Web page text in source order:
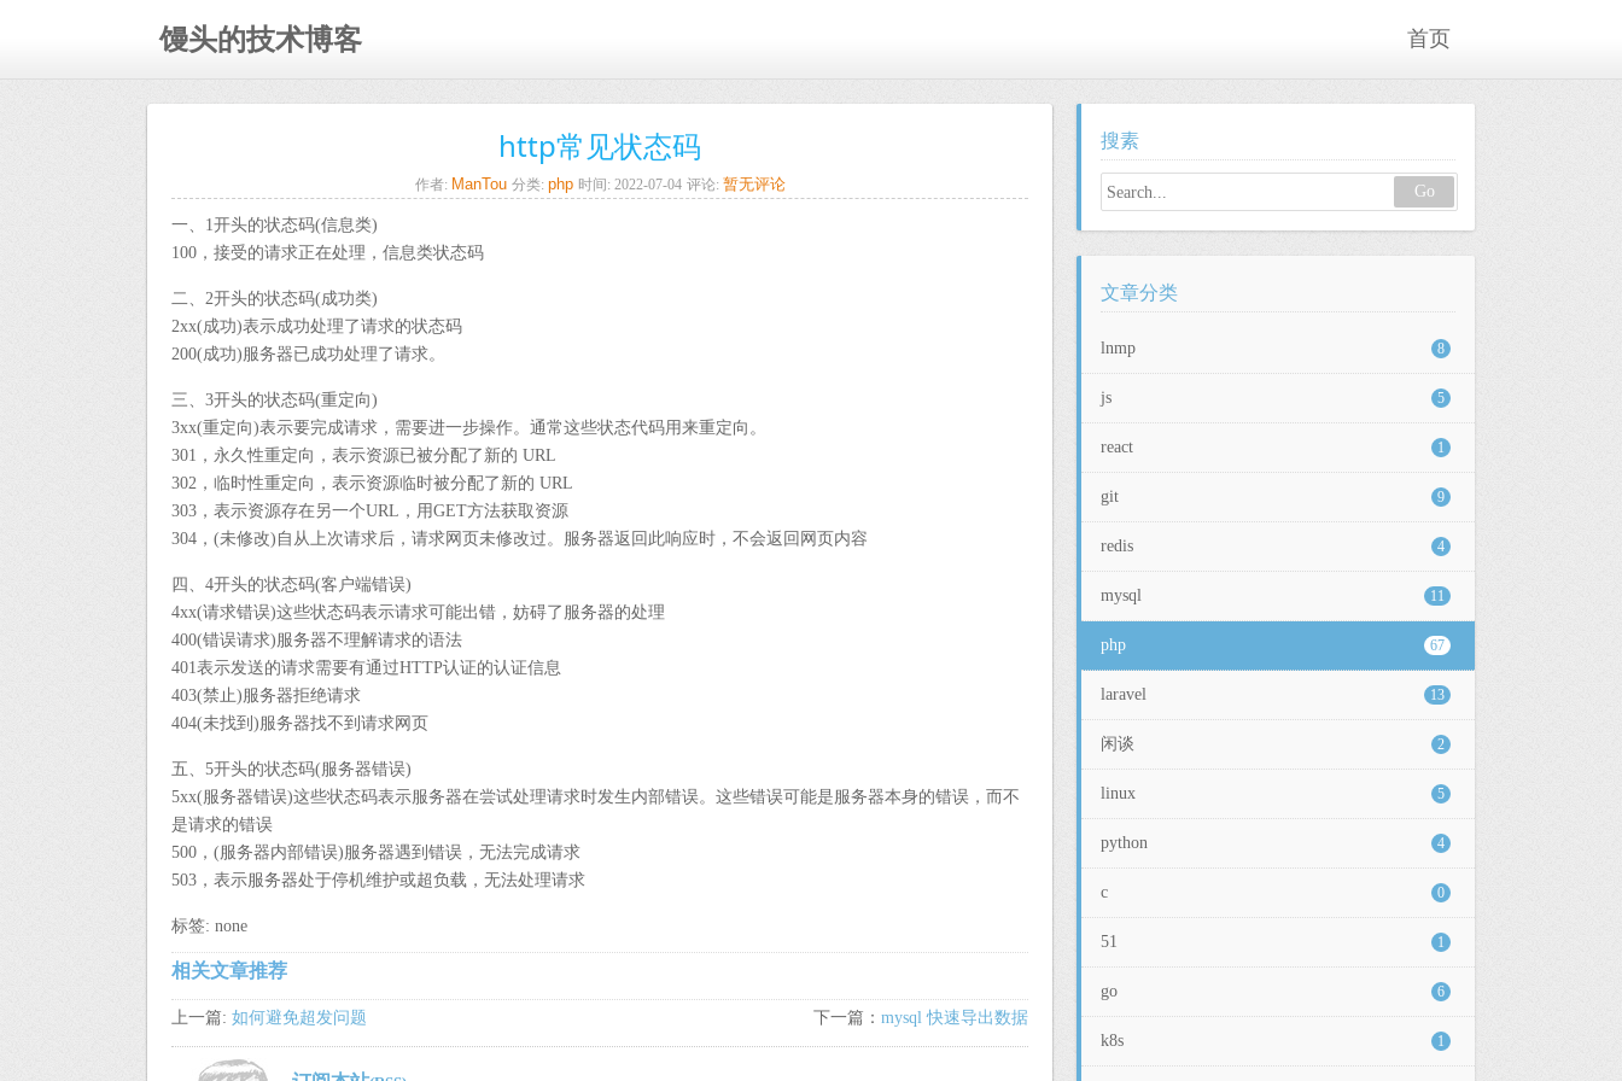
馒头的技术博客 首页
http常见状态码
作者: ManTou 分类: php 时间: 2022-07-04 评论: 暂无评论
一、1开头的状态码(信息类)
100，接受的请求正在处理，信息类状态码
二、2开头的状态码(成功类)
2xx(成功)表示成功处理了请求的状态码
200(成功)服务器已成功处理了请求。
三、3开头的状态码(重定向)
3xx(重定向)表示要完成请求，需要进一步操作。通常这些状态代码用来重定向。
301，永久性重定向，表示资源已被分配了新的 URL
302，临时性重定向，表示资源临时被分配了新的 URL
303，表示资源存在另一个URL，用GET方法获取资源
304，(未修改)自从上次请求后，请求网页未修改过。服务器返回此响应时，不会返回网页内容
四、4开头的状态码(客户端错误)
4xx(请求错误)这些状态码表示请求可能出错，妨碍了服务器的处理
400(错误请求)服务器不理解请求的语法
401表示发送的请求需要有通过HTTP认证的认证信息
403(禁止)服务器拒绝请求
404(未找到)服务器找不到请求网页
五、5开头的状态码(服务器错误)
5xx(服务器错误)这些状态码表示服务器在尝试处理请求时发生内部错误。这些错误可能是服务器本身的错误，而不
是请求的错误
500，(服务器内部错误)服务器遇到错误，无法完成请求
503，表示服务器处于停机维护或超负载，无法处理请求
标签: none
相关文章推荐
上一篇: 如何避免超发问题 下一篇： mysql 快速导出数据
搜素
Go
文章分类
lnmp 8
js 5
react 1
git 9
redis 4
mysql 11
php 67
laravel 13
闲谈 2
linux 5
python 4
c 0
51 1
go 6
k8s 1